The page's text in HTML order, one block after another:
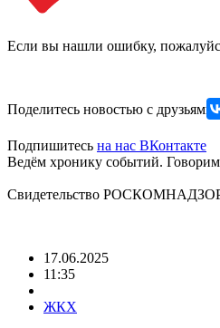
Если вы нашли ошибку,
Поделитесь новостью с друзьями
Подпишитесь на нас ВКонтакте
Ведём хронику событий.
Свидетельство
17.06.2025
11:35
ЖКХ